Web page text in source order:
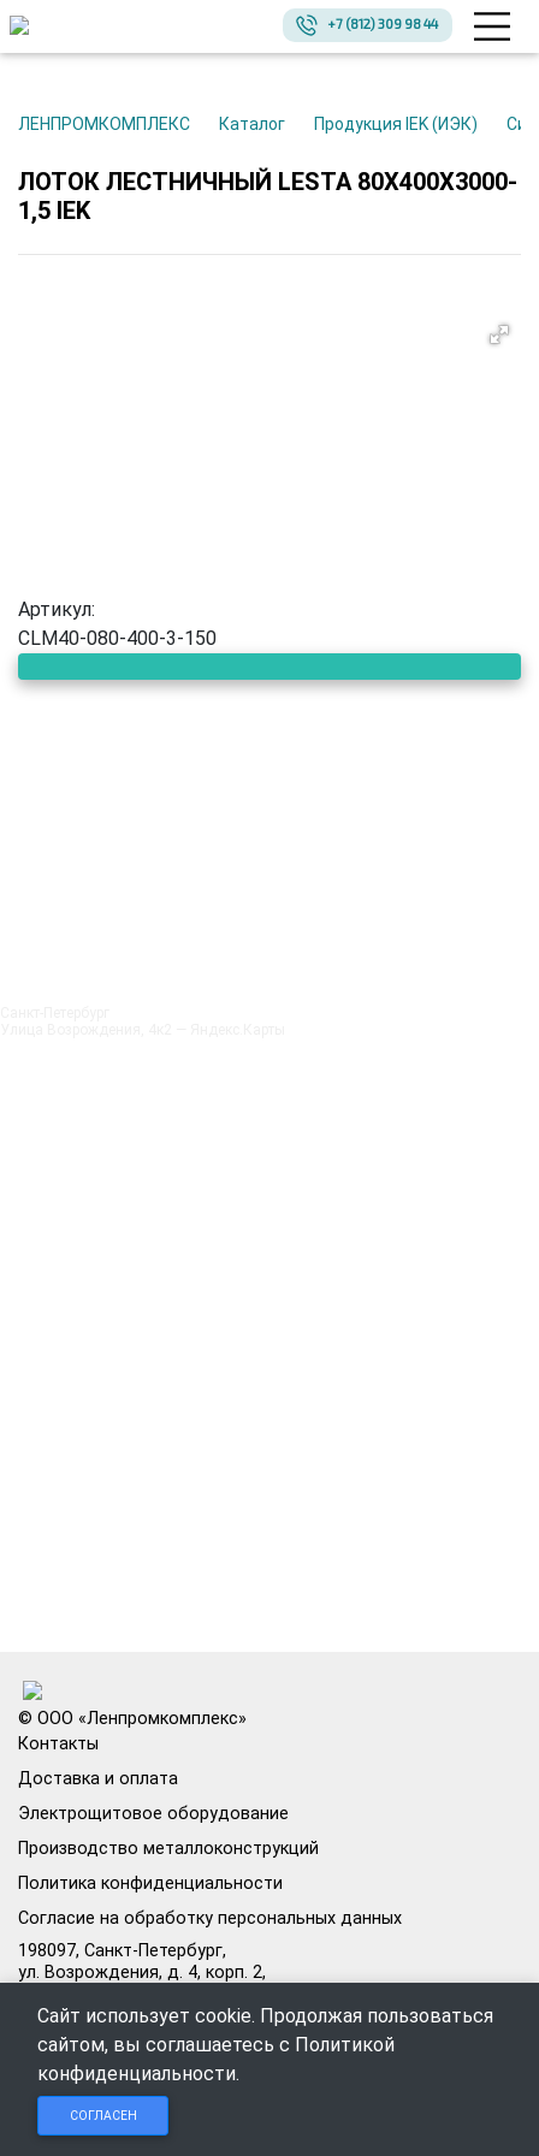
+7 (812) 309 98 44
ЛЕНПРОМКОМПЛЕКС Каталог Продукция IEK (ИЭК)
ЛОТОК ЛЕСТНИЧНЫЙ LESTA 80Х400Х3000-
1,5 IEK
Артикул:
CLM40-080-400-3-150
© ООО «Ленпромкомплекс»
Контакты
Доставка и оплата
Электрощитовое оборудование
Производство металлоконструкций
Политика конфиденциальности
Согласие на обработку персональных данных
198097, Санкт-Петербург,
ул. Возрождения, д. 4, корп. 2,
Режим работы офиса:
Пн–Пт: 09:00–18:00
+7 (812) 309-98-44
Сайт использует cookie. Продолжая пользоваться
сайтом, вы соглашаетесь с Политикой
конфиденциальности.
СОГЛАСЕН